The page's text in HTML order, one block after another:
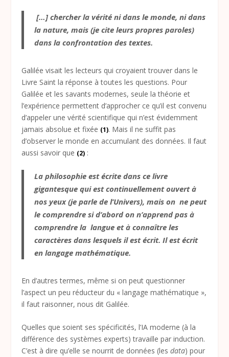
[…] chercher la vérité ni dans le monde, ni dans
la nature, mais (je cite leurs propres paroles)
dans la confrontation des textes.
Galilée visait les lecteurs qui croyaient trouver dans le
Livre Saint la réponse à toutes les questions. Pour
Galilée et les savants modernes, seule la théorie et
l’expérience permettent d’approcher ce qu’il est convenu
d’appeler une vérité scientifique qui n’est évidemment
jamais absolue et fixée (1). Mais il ne suffit pas
d’observer le monde en accumulant des données. Il faut
aussi savoir que (2) :
La philosophie est écrite dans ce livre
gigantesque qui est continuellement ouvert à
nos yeux (je parle de l’Univers), mais on ne peut
le comprendre si d’abord on n’apprend pas à
comprendre la langue et à connaître les
caractères dans lesquels il est écrit. Il est écrit
en langage mathématique.
En d’autres termes, même si on peut questionner
l’aspect un peu réducteur du « langage mathématique »,
il faut raisonner, nous dit Galilée.
Quelles que soient ses spécificités, l’IA moderne (à la
différence des systèmes experts) travaille par induction.
C’est à dire qu’elle se nourrit de données (lesdata) pour